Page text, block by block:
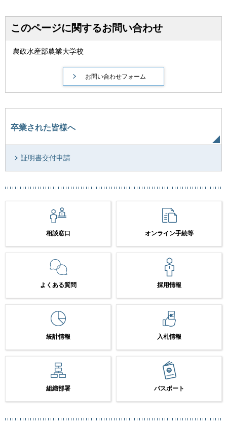
このページに関するお問い合わせ
農政水産部農業大学校
卒業された皆様へ
証明書交付申請
相談窓口 オンライン手続等
よくある質問 採用情報
統計情報 入札情報
組織部署 パスポート